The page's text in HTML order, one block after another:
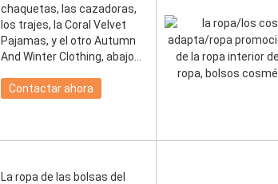
chaquetas, las cazadoras,
los trajes, la Coral Velvet
Pajamas, y el otro Autumn
And Winter Clothing, abajo
Contactar ahora
La ropa de las bolsas del